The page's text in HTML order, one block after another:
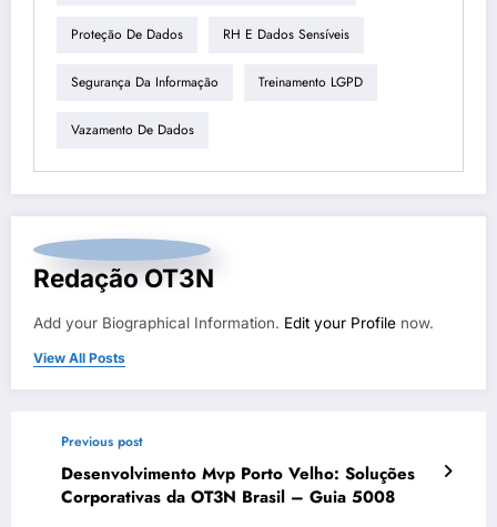
Proteção De Dados RH E Dados Sensíveis
Segurança Da Informação Treinamento LGPD
Vazamento De Dados
Redação OT3N
Add your Biographical Information. Edit your Profile now.
View All Posts
Previous post
Desenvolvimento Mvp Porto Velho: Soluções
Corporativas da OT3N Brasil – Guia 5008